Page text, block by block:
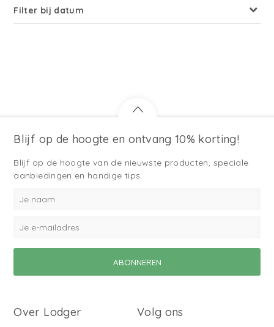
Filter bij datum
Blijf op de hoogte en ontvang 10% korting!
Blijf op de hoogte van de nieuwste producten, speciale
aanbiedingen en handige tips.
Over Lodger Volg ons